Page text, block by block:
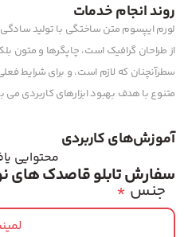
روند انجام خدمات
لورم ایپسوم متن ساختگی با تولید
از طراحان گرافیک است، چاپگرها و متون
سطرآنچنان که لازم است، و برای شرایط
متنوع با هدف بهبود ابزارهای کاربردی می
آموزش‌های کاربردی
محتوایی
سفارش تابلو قاصدک های
*جنس